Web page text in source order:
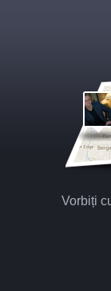
Vorbiți